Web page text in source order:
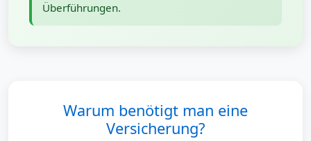
Überführungen.
Warum benötigt man eine
Versicherung?